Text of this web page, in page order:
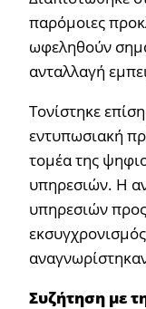
παρόμοιες
ωφεληθούν
ανταλλαγή
Τονίστηκε
εντυπωσιακή
τομέα της
υπηρεσιών. Η
υπηρεσιών
αναγνωρίστηκαν
Συζήτηση με